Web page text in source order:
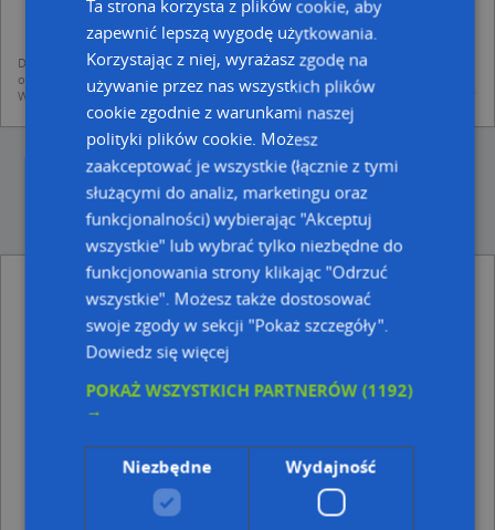
udostępniania danych o firmach partnerom biznesowym operatora (art.
6 ust. 1 lit. f RODO)
Dane pochodzą z publicznych baz CEIDG, GUS, REGON, z firmowych stron www
oraz od podmiotów zewnętrznych.
Więcej informacji dot. RODO:http://regulamin.automapa.pl/odo_przetwarzanie/
Sklep Odzieżowy Perfekt - inne Handel, Usługi
w pobliżu
Hurtownia Rowerów Stela-Mar, Kopernika 7, 87-200
Wąbrzeźno
Play, Ul. 1 Maja 31, 87-200 Wąbrzeźno
Zakład Fryzjerski, ul. Ojca Bernarda 7, 87-200
Kancelaria Adwokacka - Adwokat Przemysław
Oskroba, Wolności 10, 87-200 Wąbrzeźno
Sklep Kiwi Art Różne Chajkowska Teresa Jadwiga
Paszotta Alicja, Grudziądzka 26, 87-200 Wąbrzeźno
Ta strona korzysta z plików cookie, aby
zapewnić lepszą wygodę użytkowania.
Korzystając z niej, wyrażasz zgodę na
używanie przez nas wszystkich plików
cookie zgodnie z warunkami naszej
polityki plików cookie. Możesz
zaakceptować je wszystkie (łącznie z tymi
służącymi do analiz, marketingu oraz
funkcjonalności) wybierając "Akceptuj
wszystkie" lub wybrać tylko niezbędne do
funkcjonowania strony klikając "Odrzuć
wszystkie". Możesz także dostosować
swoje zgody w sekcji "Pokaż szczegóły".
Dowiedz się więcej
POKAŻ WSZYSTKICH PARTNERÓW(1192)
→
Niezbędne Wydajność